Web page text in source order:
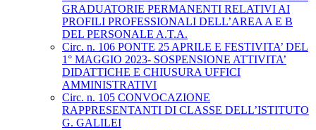
GRADUATORIE PERMANENTI RELATIVI AI
PROFILI PROFESSIONALI DELL’AREA A E B
DEL PERSONALE A.T.A.
Circ. n. 106 PONTE 25 APRILE E FESTIVITA’ DEL
1° MAGGIO 2023- SOSPENSIONE ATTIVITA’
DIDATTICHE E CHIUSURA UFFICI
AMMINISTRATIVI
Circ. n. 105 CONVOCAZIONE
RAPPRESENTANTI DI CLASSE DELL’ISTITUTO
G. GALILEI